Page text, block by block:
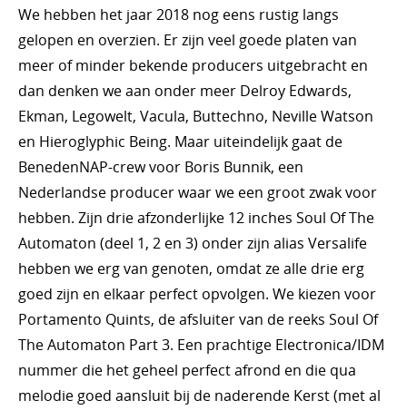
We hebben het jaar 2018 nog eens rustig langs
gelopen en overzien. Er zijn veel goede platen van
meer of minder bekende producers uitgebracht en
dan denken we aan onder meer Delroy Edwards,
Ekman, Legowelt, Vacula, Buttechno, Neville Watson
en Hieroglyphic Being. Maar uiteindelijk gaat de
BenedenNAP-crew voor Boris Bunnik, een
Nederlandse producer waar we een groot zwak voor
hebben. Zijn drie afzonderlijke 12 inches Soul Of The
Automaton (deel 1, 2 en 3) onder zijn alias Versalife
hebben we erg van genoten, omdat ze alle drie erg
goed zijn en elkaar perfect opvolgen. We kiezen voor
Portamento Quints, de afsluiter van de reeks Soul Of
The Automaton Part 3. Een prachtige Electronica/IDM
nummer die het geheel perfect afrond en die qua
melodie goed aansluit bij de naderende Kerst (met al